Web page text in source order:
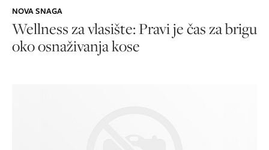
NOVA SNAGA
Wellness za vlasište: Pravi je čas za brigu
oko osnaživanja kose